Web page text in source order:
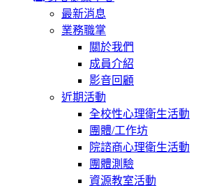
最新消息
業務職掌
關於我們
成員介紹
影音回顧
近期活動
全校性心理衛生活動
團體/工作坊
院諮商心理衛生活動
團體測驗
資源教室活動